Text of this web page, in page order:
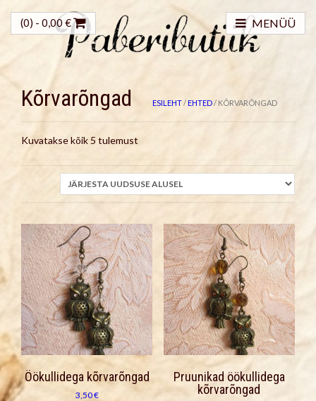
MENÜÜ
(0) - 0,00 €
ESILEHT/EHTED/ KÕRVARÕNGAD
Kõrvarõngad
Kuvatakse kõik 5 tulemust
latest
Öökullidega kõrvarõngad
3,50€
Pruunikad öökullidega
kõrvarõngad